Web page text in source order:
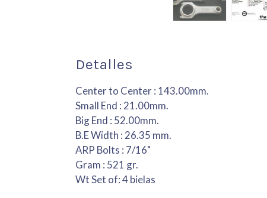
Detalles
Center to Center : 143.00mm.
Small End : 21.00mm.
Big End : 52.00mm.
B.E Width : 26.35 mm.
ARP Bolts : 7/16"
Gram : 521 gr.
Wt Set of: 4 bielas